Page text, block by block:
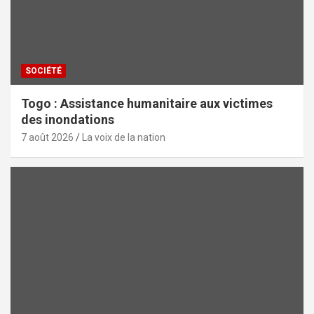
SOCIÉTÉ
Togo : Assistance humanitaire aux victimes
des inondations
7 août 2026 La voix de la nation